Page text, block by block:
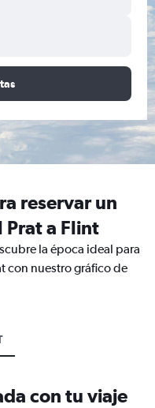
reservar un
Prat a Flint
la época ideal para
con nuestro gráfico de
con tu viaje